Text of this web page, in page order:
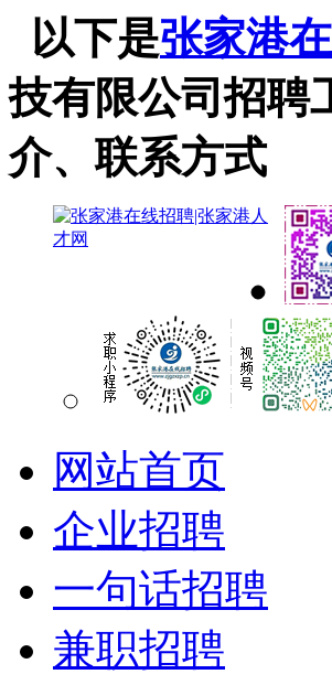
以下是张家港
技有限公司招聘
介、联系方式
网站首页
企业招聘
一句话招聘
兼职招聘